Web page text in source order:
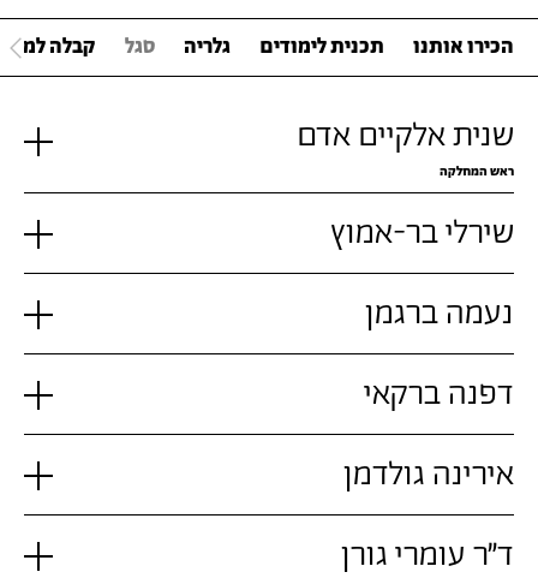
הכירו אותנו תכנית לימודים גלריה סגל קבלה
שנית אלקיים אדם
ראש המחלקה
שירלי בר-אמוץ
נעמה ברגמן
דפנה ברקאי
אירינה גולדמן
ד"ר עומרי גורן